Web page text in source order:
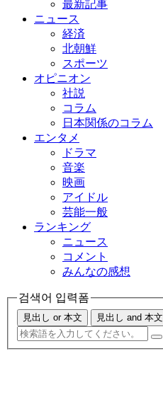
最新記事
ニュース
経済
北朝鮮
スポーツ
オピニオン
社説
コラム
日本関係のコラム
エンタメ
ドラマ
音楽
映画
アイドル
芸能一般
ランキング
ニュース
コメント
みんなの感想
검색어 입력폼
見出し or 本文 見出し and 本文